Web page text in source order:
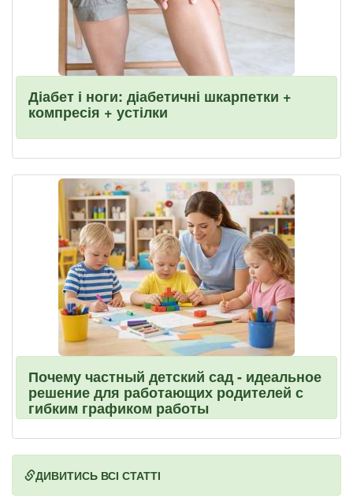
Діабет і ноги: діабетичні шкарпетки +
компресія + устілки
Почему частный детский сад - идеальное
решение для работающих родителей с
гибким графиком работы
ДИВИТИСЬ ВСІ СТАТТІ